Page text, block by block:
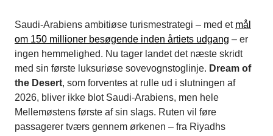
Saudi-Arabiens ambitiøse turismestrategi – med et mål
om 150 millioner besøgende inden årtiets udgang – er
ingen hemmelighed. Nu tager landet det næste skridt
med sin første luksuriøse sovevognstoglinje. Dream of
the Desert, som forventes at rulle ud i slutningen af
2026, bliver ikke blot Saudi-Arabiens, men hele
Mellemøstens første af sin slags. Ruten vil føre
passagerer tværs gennem ørkenen – fra Riyadhs